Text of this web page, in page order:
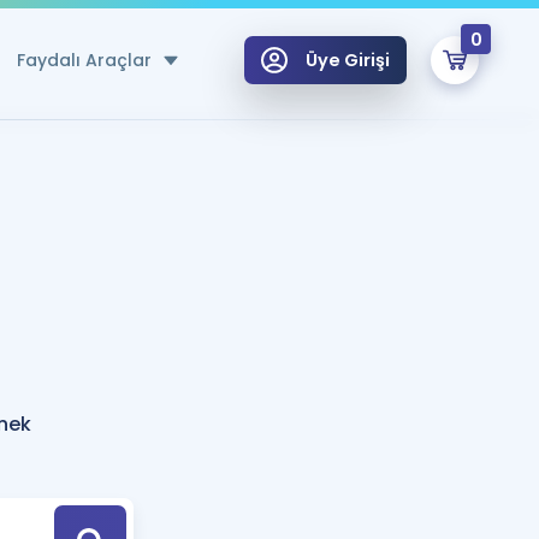
Faydalı Araçlar
Hesaplama Aracı
için Öneriler
Tek Takvimde
Üye Girişi
0